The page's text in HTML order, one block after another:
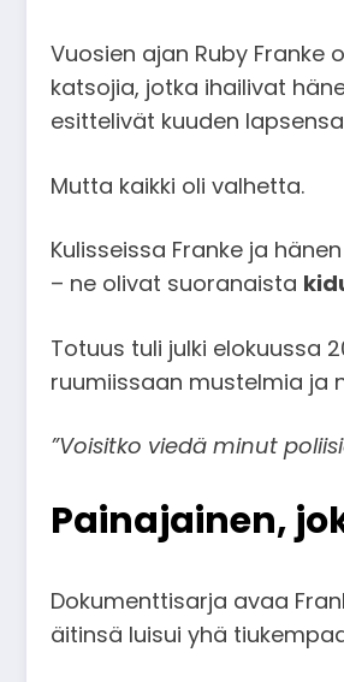
Vuosien ajan Ruby
katsojia, jotka ihailivat
esittelivät kuuden
Mutta kaikki oli valhetta.
Kulisseissa Franke ja
– ne olivat suoranaista
Totuus tuli julki elokuussa
ruumiissaan mustelmia ja
”Voisitko viedä minut
Painajainen,
Dokumenttisarja avaa
äitinsä luisui yhä